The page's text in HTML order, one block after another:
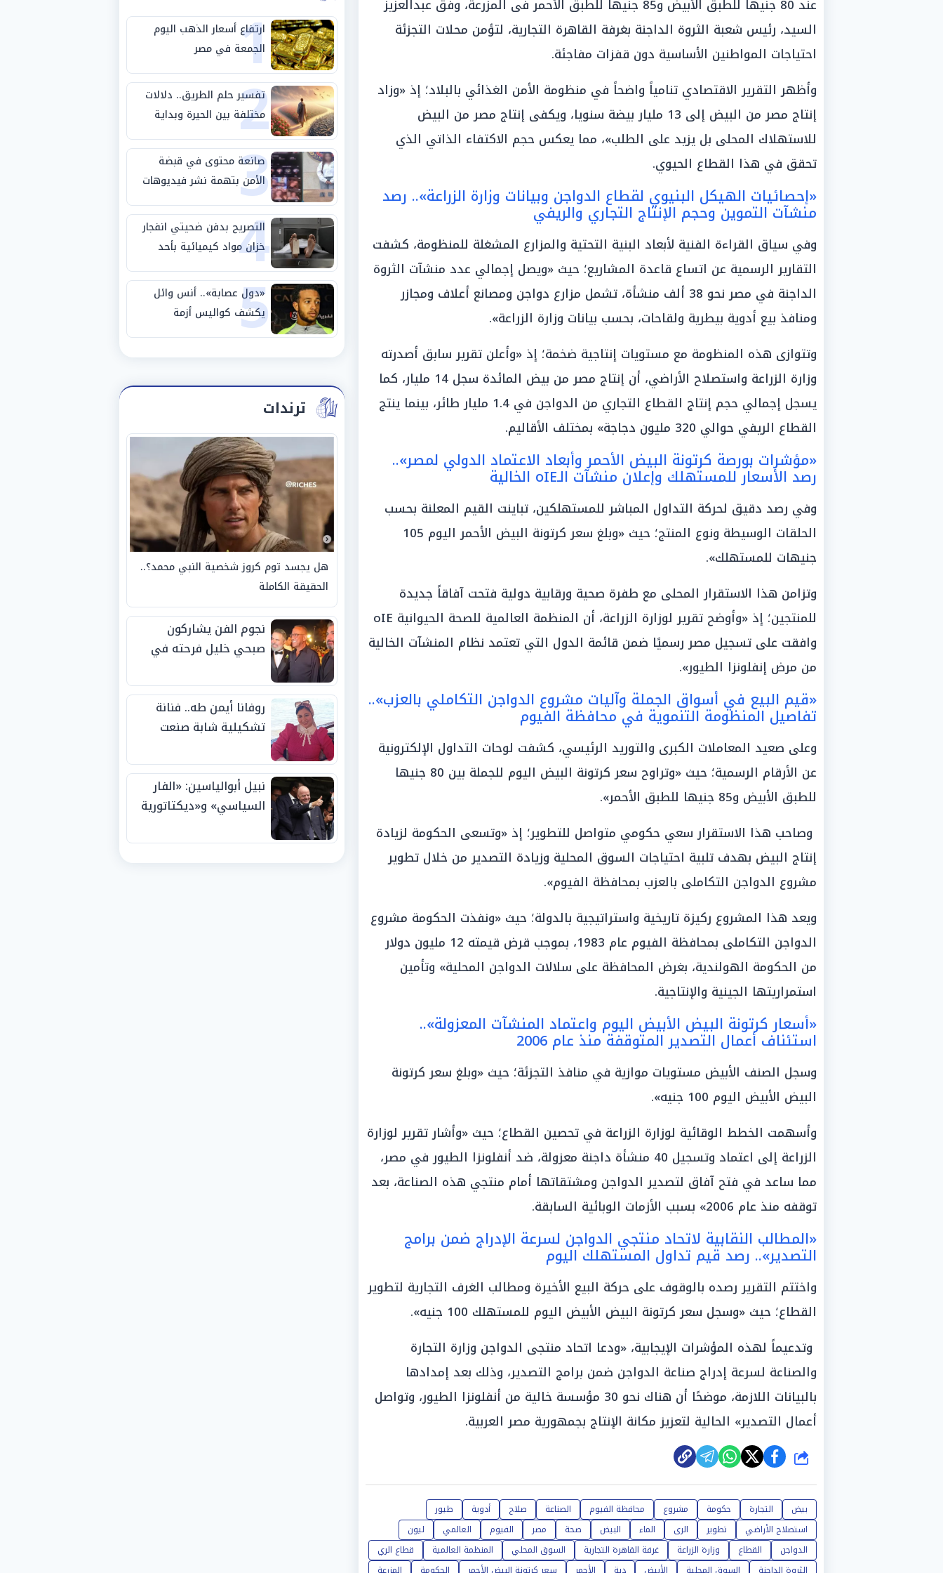
عند 80 جنيها للطبق الأبيض و85 جنيها للطبق الأحمر فى المزرعة، وفق عبدالعزيز
السيد، رئيس شعبة الثروة الداجنة بغرفة القاهرة التجارية، لتؤمن محلات التجزئة
احتياجات المواطنين الأساسية دون قفزات مفاجئة.
وأظهر التقرير الاقتصادي تنامياً واضحاً في منظومة الأمن الغذائي بالبلاد؛ إذ «وزاد
إنتاج مصر من البيض إلى 13 مليار بيضة سنويا، ويكفى إنتاج مصر من البيض
للاستهلاك المحلى بل يزيد على الطلب»، مما يعكس حجم الاكتفاء الذاتي الذي
تحقق في هذا القطاع الحيوي.
«إحصائيات الهيكل البنيوي لقطاع الدواجن وبيانات وزارة الزراعة».. رصد
منشآت التموين وحجم الإنتاج التجاري والريفي
وفي سياق القراءة الفنية لأبعاد البنية التحتية والمزارع المشغلة للمنظومة، كشفت
التقارير الرسمية عن اتساع قاعدة المشاريع؛ حيث «ويصل إجمالي عدد منشآت الثروة
الداجنة في مصر نحو 38 ألف منشأة، تشمل مزارع دواجن ومصانع أعلاف ومجازر
ومنافذ بيع أدوية بيطرية ولقاحات، بحسب بيانات وزارة الزراعة».
وتتوازى هذه المنظومة مع مستويات إنتاجية ضخمة؛ إذ «وأعلن تقرير سابق أصدرته
وزارة الزراعة واستصلاح الأراضي، أن إنتاج مصر من بيض المائدة سجل 14 مليار، كما
يسجل إجمالي حجم إنتاج القطاع التجاري من الدواجن في 1.4 مليار طائر، بينما ينتج
القطاع الريفي حوالي 320 مليون دجاجة» بمختلف الأقاليم.
«مؤشرات بورصة كرتونة البيض الأحمر وأبعاد الاعتماد الدولي لمصر»..
رصد الأسعار للمستهلك وإعلان منشآت الـoIE الخالية
وفي رصد دقيق لحركة التداول المباشر للمستهلكين، تباينت القيم المعلنة بحسب
الحلقات الوسيطة ونوع المنتج؛ حيث «وبلغ سعر كرتونة البيض الأحمر اليوم 105
جنيهات للمستهلك».
وتزامن هذا الاستقرار المحلى مع طفرة صحية ورقابية دولية فتحت آفاقاً جديدة
للمنتجين؛ إذ «وأوضح تقرير لوزارة الزراعة، أن المنظمة العالمية للصحة الحيوانية oIE
وافقت على تسجيل مصر رسميًا ضمن قائمة الدول التي تعتمد نظام المنشآت الخالية
من مرض إنفلونزا الطيور».
«قيم البيع في أسواق الجملة وآليات مشروع الدواجن التكاملي بالعزب»..
تفاصيل المنظومة التنموية في محافظة الفيوم
وعلى صعيد المعاملات الكبرى والتوريد الرئيسي، كشفت لوحات التداول الإلكترونية
عن الأرقام الرسمية؛ حيث «وتراوح سعر كرتونة البيض اليوم للجملة بين 80 جنيها
للطبق الأبيض و85 جنيها للطبق الأحمر».
وصاحب هذا الاستقرار سعي حكومي متواصل للتطوير؛ إذ «وتسعى الحكومة لزيادة
إنتاج البيض بهدف تلبية احتياجات السوق المحلية وزيادة التصدير من خلال تطوير
مشروع الدواجن التكاملى بالعزب بمحافظة الفيوم».
ويعد هذا المشروع ركيزة تاريخية واستراتيجية بالدولة؛ حيث «ونفذت الحكومة مشروع
الدواجن التكاملى بمحافظة الفيوم عام 1983، بموجب قرض قيمته 12 مليون دولار
من الحكومة الهولندية، بغرض المحافظة على سلالات الدواجن المحلية» وتأمين
استمراريتها الجينية والإنتاجية.
«أسعار كرتونة البيض الأبيض اليوم واعتماد المنشآت المعزولة»..
استئناف أعمال التصدير المتوقفة منذ عام 2006
وسجل الصنف الأبيض مستويات موازية في منافذ التجزئة؛ حيث «وبلغ سعر كرتونة
البيض الأبيض اليوم 100 جنيه».
وأسهمت الخطط الوقائية لوزارة الزراعة في تحصين القطاع؛ حيث «وأشار تقرير لوزارة
الزراعة إلى اعتماد وتسجيل 40 منشأة داجنة معزولة، ضد أنفلونزا الطيور في مصر،
مما ساعد في فتح آفاق لتصدير الدواجن ومشتقاتها أمام منتجي هذه الصناعة، بعد
توقفه منذ عام 2006» بسبب الأزمات الوبائية السابقة.
«المطالب النقابية لاتحاد منتجي الدواجن لسرعة الإدراج ضمن برامج
التصدير».. رصد قيم تداول المستهلك اليوم
واختتم التقرير رصده بالوقوف على حركة البيع الأخيرة ومطالب الغرف التجارية لتطوير
القطاع؛ حيث «وسجل سعر كرتونة البيض الأبيض اليوم للمستهلك 100 جنيه».
وتدعيماً لهذه المؤشرات الإيجابية، «ودعا اتحاد منتجى الدواجن وزارة التجارة
والصناعة لسرعة إدراج صناعة الدواجن ضمن برامج التصدير، وذلك بعد إمدادها
بالبيانات اللازمة، موضحًا أن هناك نحو 30 مؤسسة خالية من أنفلونزا الطيور، وتواصل
أعمال التصدير» الحالية لتعزيز مكانة الإنتاج بجمهورية مصر العربية.
شارك
بيض التجارة حكومة مشروع محافظة الفيوم الصناعة صلاح أدوية
طيور
استصلاح الأراضي
تطوير الرى الماء البيض صحة مصر الفيوم العالمي
ليون
الدواجن
القطاع وزارة الزراعة غرفة القاهرة التجارية السوق المحلي المنظمة العالمية
قطاع الري
1
ارتفاع أسعار الذهب اليوم
الجمعة في مصر
2
تفسير حلم الطريق.. دلالات
مختلفة بين الحيرة وبداية
مرحلة جديدة
3
صانعة محتوى في قبضة
الأمن بتهمة نشر فيديوهات
خادشة للحياء
4
التصريح بدفن ضحيتي انفجار
خزان مواد كيميائية بأحد
مصانع الفيوم
5
«دول عصابة».. أنس وائل
يكشف كواليس أزمة
استبعاده المفاجئ من
ترندات
هل يجسد توم كروز شخصية النبي محمد؟..
الحقيقة الكاملة
نجوم الفن يشاركون
صبحي خليل فرحته في
روفانا أيمن طه.. فنانة
تشكيلية شابة صنعت
الجوائز منذ الصغر
نبيل أبوالياسين: «الفار
السياسي» و«ديكتاتورية
الفيفا».. وإقالة